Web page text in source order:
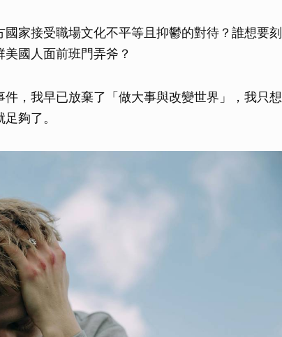
家接受職場文化不平等且抑鬱的對待？誰想要刻
國人面前班門弄斧？
，我早已放棄了「做大事與改變世界」，我只想
夠了。